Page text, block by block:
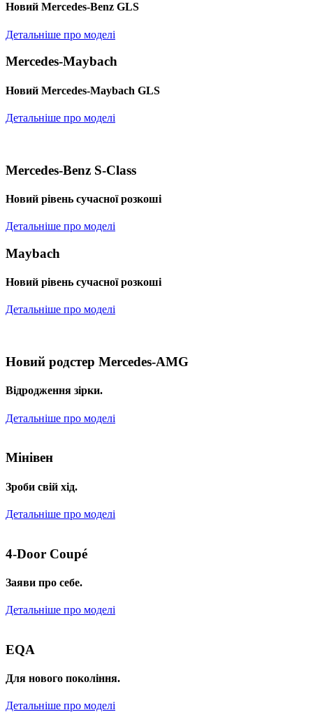
Новий Mercedes-Benz GLS
Детальніше про моделі
Mercedes-Maybach
Новий Mercedes-Maybach GLS
Детальніше про моделі
Mercedes-Benz S-Class
Новий рівень сучасної розкоші
Детальніше про моделі
Maybach
Новий рівень сучасної розкоші
Детальніше про моделі
Новий родстер Mercedes-AMG
Відродження зірки.
Детальніше про моделі
Мінівен
Зроби свій хід.
Детальніше про моделі
4-Door Coupé
Заяви про себе.
Детальніше про моделі
EQA
Для нового покоління.
Детальніше про моделі